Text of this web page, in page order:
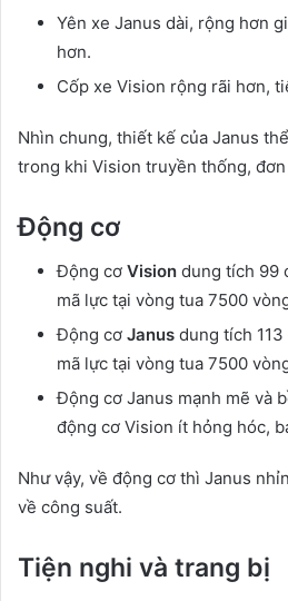
Yên xe Janus dài, rộng hơn
hơn.
Cốp xe Vision rộng rãi hơn,
Nhìn chung, thiết kế của Janus
trong khi Vision truyền thống,
Động cơ
Động cơ Vision dung tích 99
mã lực tại vòng tua 7500
Động cơ Janus dung tích
mã lực tại vòng tua 7500
Động cơ Janus mạnh mẽ và
động cơ Vision ít hỏng hóc,
Như vậy, về động cơ thì Janus
về công suất.
Tiện nghi và trang bị